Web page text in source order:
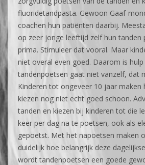
fluoridetandpasta. Gewoon Gaaf-
coachen hun patiënten daarbij.
op zeer jonge leeftijd zelf hun tanden
prima. Stimuleer dat vooral. Maar
niet overal even goed. Daarom is hulp
tandenpoetsen gaat niet vanzelf, dat
Kinderen tot ongeveer 10 jaar maken
kiezen nog niet echt goed schoon.
tanden en kiezen bij kinderen tot die
keer per dag na te poetsen, ook als
gepoetst. Met het napoetsen maken
duidelijk hoe belangrijk deze
wordt tandenpoetsen een goede